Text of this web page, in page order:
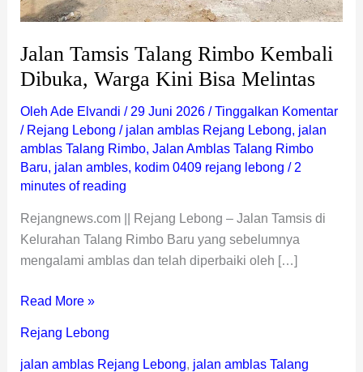
Jalan Tamsis Talang Rimbo Kembali
Dibuka, Warga Kini Bisa Melintas
Oleh Ade Elvandi / 29 Juni 2026 /Tinggalkan Komentar
/ Rejang Lebong / jalan amblas Rejang Lebong, jalan
amblas Talang Rimbo, Jalan Amblas Talang Rimbo
Baru, jalan ambles, kodim 0409 rejang lebong / 2
minutes of reading
Rejangnews.com || Rejang Lebong – Jalan Tamsis di
Kelurahan Talang Rimbo Baru yang sebelumnya
mengalami amblas dan telah diperbaiki oleh […]
Read More »
Rejang Lebong
jalan amblas Rejang Lebong, jalan amblas Talang